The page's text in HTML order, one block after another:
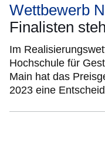
Wettbewerb
Finalisten
Im
Hochschule für
Main hat das
2023 eine